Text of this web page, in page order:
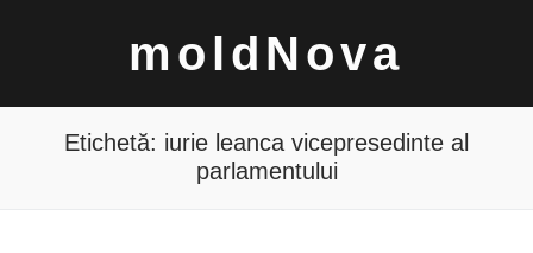
moldNova
Etichetă: iurie leanca vicepresedinte al
parlamentului